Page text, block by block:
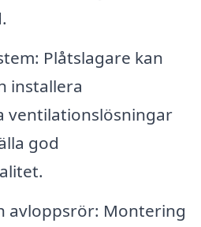
Plåtslagare kan
installera
ventilationslösningar
god
avloppsrör: Montering